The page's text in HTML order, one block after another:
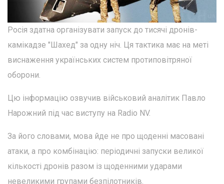
Росія здатна організувати запуск до тисячі дронів-
камікадзе "Шахед" за одну ніч. Ця тактика має на меті
виснаження українських систем протиповітряної
оборони.
Цю інформацію озвучив військовий аналітик Павло
Нарожний під час виступу на Radio NV.
За його словами, мова йде не про щоденні масовані
атаки, а про комбінацію: періодичні запуски великої
кількості дронів разом із щоденними ударами
невеликими групами безпілотників.